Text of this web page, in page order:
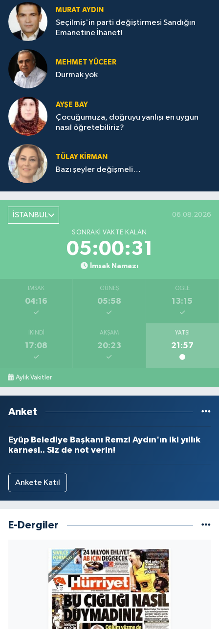
MURAT AYDIN
Seçilmiş'in parti değiştirmesi Sandığın
Emanetine İhanet!
MEHMET YÜCEER
Durmak yok
AYŞE BAY
Çocuğumuza, doğruyu yanlışı en uygun
nasıl öğretebiliriz?
TÜLAY KİRMAN
Bazı şeyler değişmeli…
İSTANBUL 06.08.2026
SONRAKI VAKTE KALAN
05:00:31
İmsak Namazı
İMSAK
04:16
GÜNEŞ
05:58
ÖĞLE
13:15
İKINDI
17:08
AKŞAM
20:23
YATSI
21:57
Aylık Vakitler
Anket
Eyüp Belediye Başkanı Remzi Aydın'ın iki yıllık
karnesi.. Siz de not verin!
Ankete Katıl
E-Dergiler